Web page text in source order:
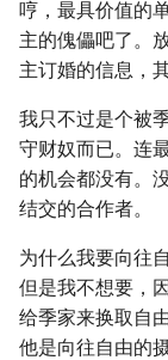
哼，最具价值的
主的傀儡吧了。
主订婚的信息，
我只不过是个被
守财奴而已。连
的机会都没有。
结交的合作者。
为什么我要向往
但是我不想要，
给季家来换取自
他是向往自由的